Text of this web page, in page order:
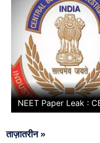
NEET Paper Leak :
ताज़ातरीन »